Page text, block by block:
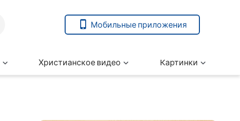
Мобильные приложения
Христианское видео Kартинки